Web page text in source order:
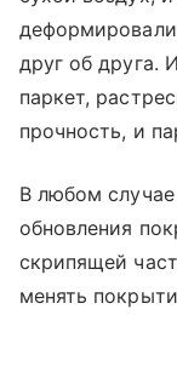
друг об друга.
паркет,
прочность, и
В любом случае
обновления
скрипящей
менять